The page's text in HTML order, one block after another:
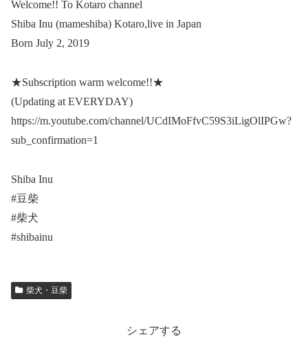
Welcome!! To Kotaro channel
Shiba Inu (mameshiba) Kotaro,live in Japan
Born July 2, 2019
★Subscription warm welcome!!★
(Updating at EVERYDAY)
https://m.youtube.com/channel/UCdIMoFfvC59S3iLigOlIPGw?
sub_confirmation=1
Shiba Inu
#豆柴
#柴犬
#shibainu
柴犬・豆柴
シェアする